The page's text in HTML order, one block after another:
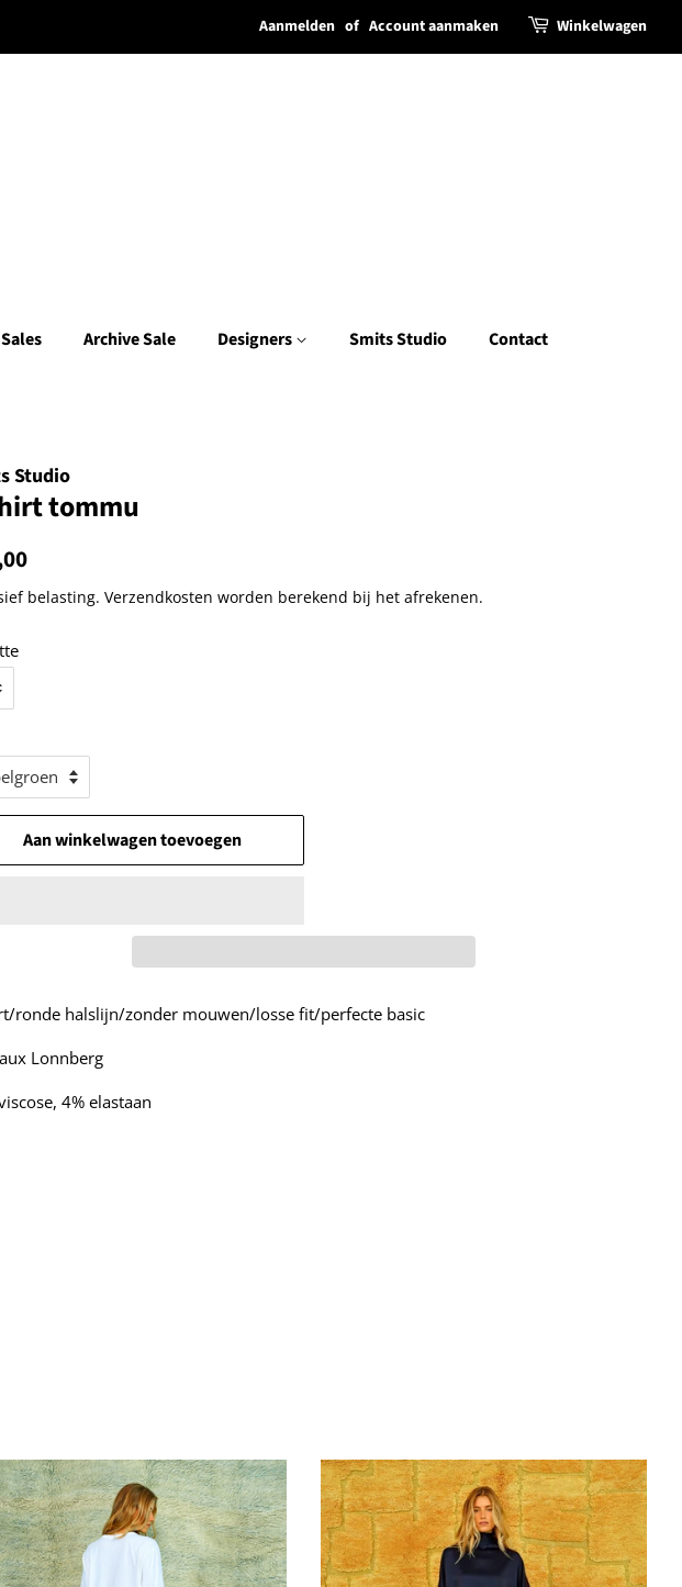
Aanmelden of Account aanmaken Winkelwagen
Sales Archive Sale Designers Smits Studio Contact
Studio
tommu
belasting. Verzendkosten worden berekend bij het afrekenen.
Aan winkelwagen toevoegen
ronde halslijn/zonder mouwen/losse fit/perfecte basic
Lonnberg
4% elastaan